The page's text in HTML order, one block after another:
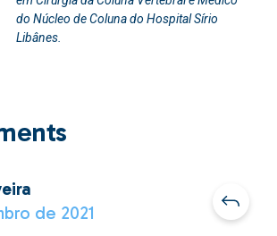
do Núcleo de Coluna do Hospital Sírio
Libânes.
de 2021